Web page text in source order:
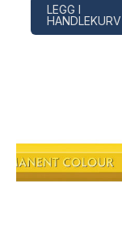
LEGG I
HANDLEKURV